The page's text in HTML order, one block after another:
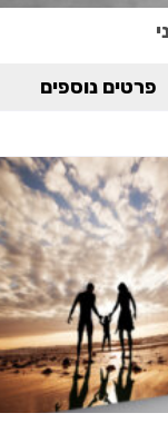
פרטים נוספים